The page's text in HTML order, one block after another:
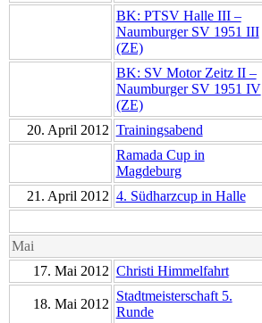
BK: PTSV Halle III –
Naumburger SV 1951 III
(ZE)
BK: SV Motor Zeitz II –
Naumburger SV 1951 IV
(ZE)
20. April 2012 Trainingsabend
Ramada Cup in
Magdeburg
21. April 2012 4. Südharzcup in Halle
Mai
17. Mai 2012 Christi Himmelfahrt
18. Mai 2012
Stadtmeisterschaft 5.
Runde